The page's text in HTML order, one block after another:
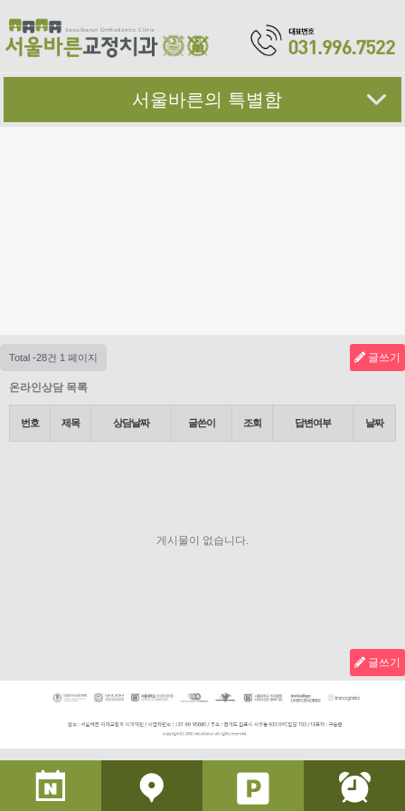
서울바른의 특별함
Total -28건 1 페이지 글쓰기
온라인상담 목록
번호 제목 상담날짜 글쓴이 조회 답변여부 날짜
게시물이 없습니다.
글쓰기